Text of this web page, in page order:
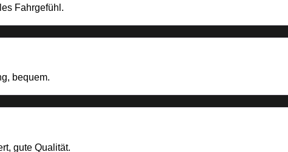
Fahrgefühl.
bequem.
gute Qualität.